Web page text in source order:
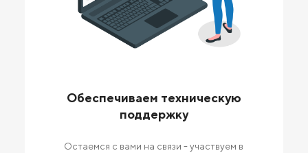
Обеспечиваем техническую
поддержку
Остаемся с вами на связи - участвуем в